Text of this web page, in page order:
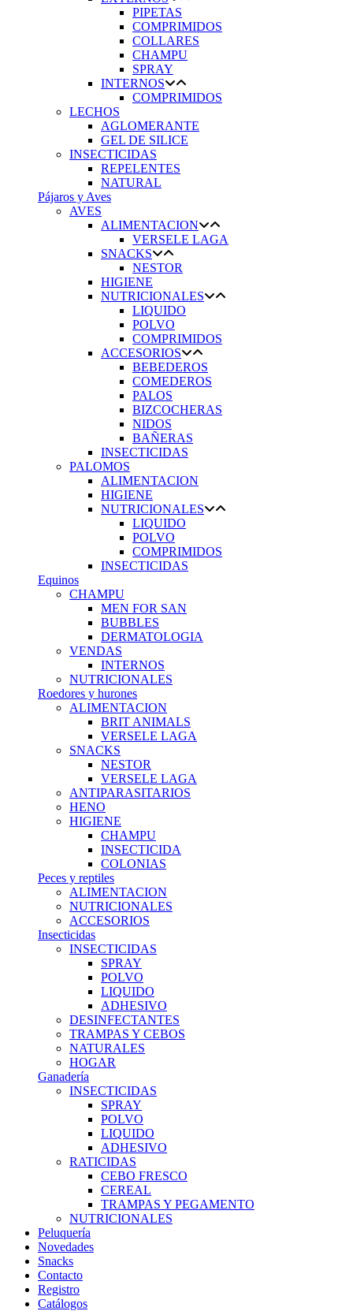
PIPETAS
COMPRIMIDOS
COLLARES
CHAMPU
SPRAY
INTERNOS
COMPRIMIDOS
LECHOS
AGLOMERANTE
GEL DE SILICE
INSECTICIDAS
REPELENTES
NATURAL
Pájaros y Aves
AVES
ALIMENTACION
VERSELE LAGA
SNACKS
NESTOR
HIGIENE
NUTRICIONALES
LIQUIDO
POLVO
COMPRIMIDOS
ACCESORIOS
BEBEDEROS
COMEDEROS
PALOS
BIZCOCHERAS
NIDOS
BAÑERAS
INSECTICIDAS
PALOMOS
ALIMENTACION
HIGIENE
NUTRICIONALES
LIQUIDO
POLVO
COMPRIMIDOS
INSECTICIDAS
Equinos
CHAMPU
MEN FOR SAN
BUBBLES
DERMATOLOGIA
VENDAS
INTERNOS
NUTRICIONALES
Roedores y hurones
ALIMENTACION
BRIT ANIMALS
VERSELE LAGA
SNACKS
NESTOR
VERSELE LAGA
ANTIPARASITARIOS
HENO
HIGIENE
CHAMPU
INSECTICIDA
COLONIAS
Peces y reptiles
ALIMENTACION
NUTRICIONALES
ACCESORIOS
Insecticidas
INSECTICIDAS
SPRAY
POLVO
LIQUIDO
ADHESIVO
DESINFECTANTES
TRAMPAS Y CEBOS
NATURALES
HOGAR
Ganadería
INSECTICIDAS
SPRAY
POLVO
LIQUIDO
ADHESIVO
RATICIDAS
CEBO FRESCO
CEREAL
TRAMPAS Y PEGAMENTO
NUTRICIONALES
Peluquería
Novedades
Snacks
Contacto
Registro
Catálogos